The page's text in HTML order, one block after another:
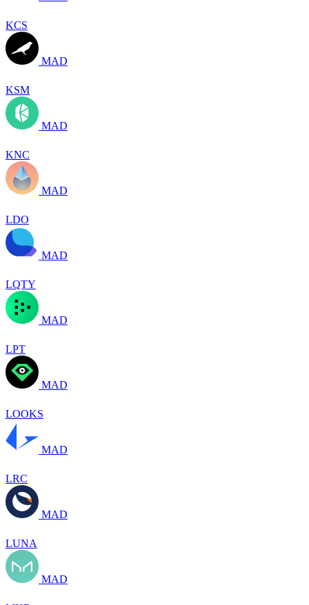
KCS
MAD
KSM
MAD
KNC
MAD
LDO
MAD
LQTY
MAD
LPT
MAD
LOOKS
MAD
LRC
MAD
LUNA
MAD